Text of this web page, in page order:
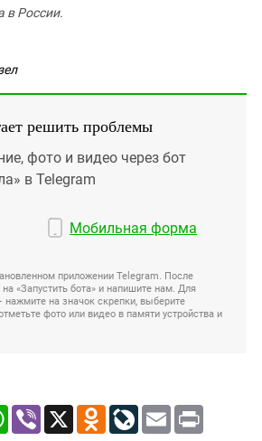
в России.
решить проблемы
фото и видео через бот
в Telegram
Мобильная форма
приложении Telegram. После
«Запустить бота» и напишите нам. Для
нажмите на значок скрепки, выберите
фото или видео в памяти устройства и
WhatsApp
Viber X Odnoklassniki
LiveJournal
Email Print